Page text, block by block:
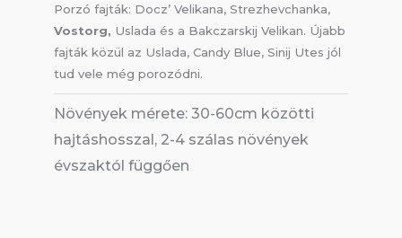
Porzó fajták: Docz’ Velikana, Strezhevchanka,
Vostorg, Uslada és a Bakczarskij Velikan. Újabb
fajták közül az Uslada, Candy Blue, Sinij Utes jól
tud vele még porozódni.
Növények mérete: 30-60cm közötti
hajtáshosszal, 2-4 szálas növények
évszaktól függően